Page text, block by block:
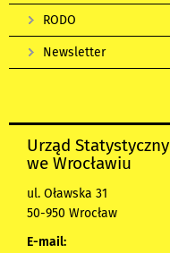
RODO
Newsletter
Urząd Statystyczny
we Wrocławiu
ul. Oławska 31
50-950 Wrocław
E-mail: